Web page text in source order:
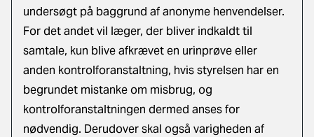
undersøgt på baggrund af anonyme henvendelser.
For det andet vil læger, der bliver indkaldt til
samtale, kun blive afkrævet en urinprøve eller
anden kontrolforanstaltning, hvis styrelsen har en
begrundet mistanke om misbrug, og
kontrolforanstaltningen dermed anses for
nødvendig. Derudover skal også varigheden af